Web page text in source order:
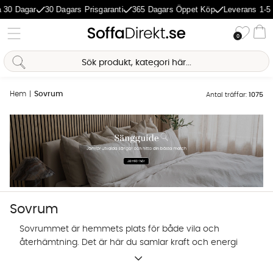
30 Dagars Prisgaranti 365 Dagars Öppet Köp Leverans 1-5 Dagar
0
Hem Sovrum Antal träffar: 1075
Sovrum
Sovrummet är hemmets plats för både vila och
återhämtning. Det är här du samlar kraft och energi
inför morgondagen. Därför tycker vi att sovrummet